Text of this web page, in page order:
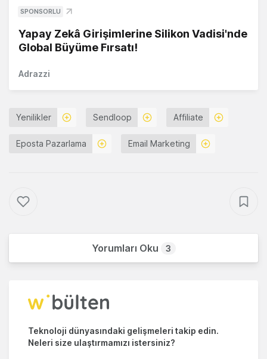
SPONSORLU
Yapay Zekâ Girişimlerine Silikon Vadisi'nde
Global Büyüme Fırsatı!
Adrazzi
Yenilikler Sendloop Affiliate
Eposta Pazarlama Email Marketing
Yorumları Oku 3
Teknoloji dünyasındaki gelişmeleri takip edin.
Neleri size ulaştırmamızı istersiniz?